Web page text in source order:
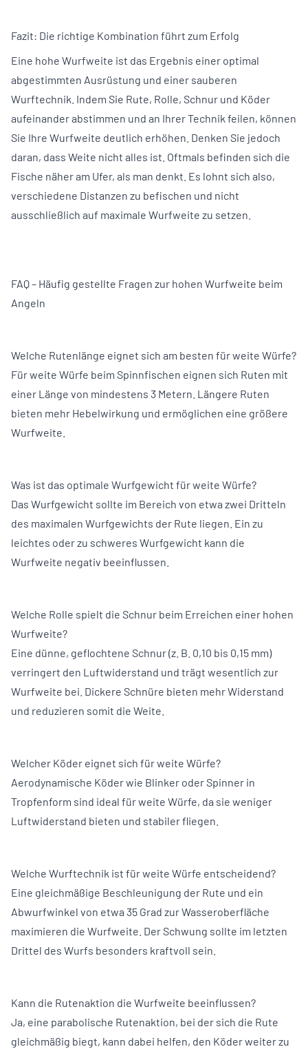
Fazit: Die richtige Kombination führt zum Erfolg
Eine hohe Wurfweite ist das Ergebnis einer optimal
abgestimmten Ausrüstung und einer sauberen
Wurftechnik. Indem Sie Rute, Rolle, Schnur und Köder
aufeinander abstimmen und an Ihrer Technik feilen, können
Sie Ihre Wurfweite deutlich erhöhen. Denken Sie jedoch
daran, dass Weite nicht alles ist. Oftmals befinden sich die
Fische näher am Ufer, als man denkt. Es lohnt sich also,
verschiedene Distanzen zu befischen und nicht
ausschließlich auf maximale Wurfweite zu setzen.
FAQ – Häufig gestellte Fragen zur hohen Wurfweite beim
Angeln
Welche Rutenlänge eignet sich am besten für weite Würfe?
Für weite Würfe beim Spinnfischen eignen sich Ruten mit
einer Länge von mindestens 3 Metern. Längere Ruten
bieten mehr Hebelwirkung und ermöglichen eine größere
Wurfweite.
Was ist das optimale Wurfgewicht für weite Würfe?
Das Wurfgewicht sollte im Bereich von etwa zwei Dritteln
des maximalen Wurfgewichts der Rute liegen. Ein zu
leichtes oder zu schweres Wurfgewicht kann die
Wurfweite negativ beeinflussen.
Welche Rolle spielt die Schnur beim Erreichen einer hohen
Wurfweite?
Eine dünne, geflochtene Schnur (z. B. 0,10 bis 0,15 mm)
verringert den Luftwiderstand und trägt wesentlich zur
Wurfweite bei. Dickere Schnüre bieten mehr Widerstand
und reduzieren somit die Weite.
Welcher Köder eignet sich für weite Würfe?
Aerodynamische Köder wie Blinker oder Spinner in
Tropfenform sind ideal für weite Würfe, da sie weniger
Luftwiderstand bieten und stabiler fliegen.
Welche Wurftechnik ist für weite Würfe entscheidend?
Eine gleichmäßige Beschleunigung der Rute und ein
Abwurfwinkel von etwa 35 Grad zur Wasseroberfläche
maximieren die Wurfweite. Der Schwung sollte im letzten
Drittel des Wurfs besonders kraftvoll sein.
Kann die Rutenaktion die Wurfweite beeinflussen?
Ja, eine parabolische Rutenaktion, bei der sich die Rute
gleichmäßig biegt, kann dabei helfen, den Köder weiter zu